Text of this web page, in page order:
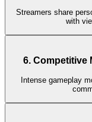
Streamers share
with
6. Competitive
Intense gameplay